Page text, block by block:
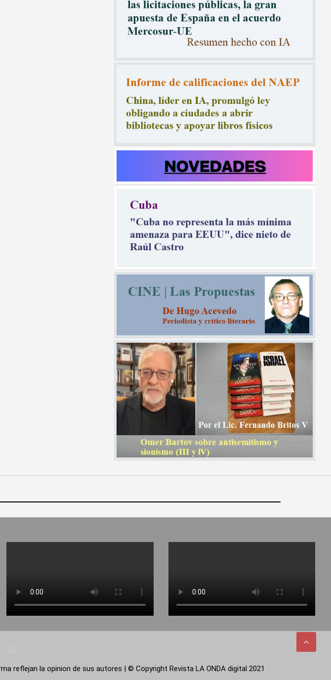
reflejan la opinion de sus autores | © Copyright Revista LA ONDA digital 2021